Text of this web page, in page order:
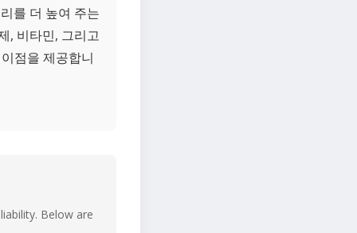
를 더 높여 주는
, 비타민, 그리고
점을 제공합니
Below are